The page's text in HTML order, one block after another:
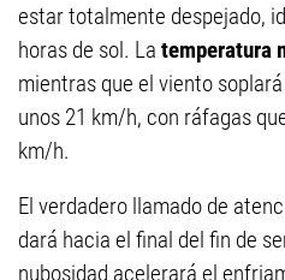
estar totalmente despejado,
horas de sol. La temperatura
mientras que el viento
unos 21 km/h, con ráfagas
km/h.
El verdadero llamado de
dará hacia el final del fin de
nubosidad acelerará el